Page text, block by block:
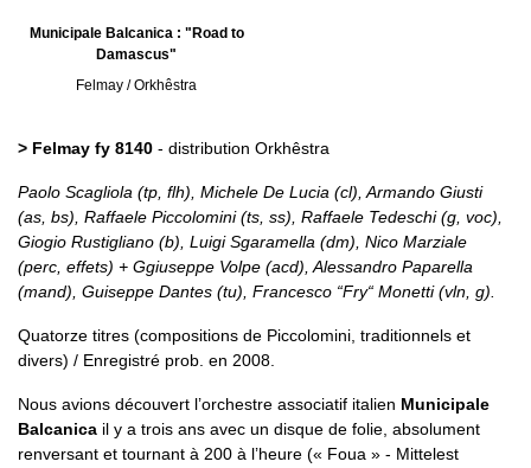
Municipale Balcanica : "Road to
Damascus"
Felmay / Orkhêstra
> Felmay fy 8140 - distribution Orkhêstra
Paolo Scagliola (tp, flh), Michele De Lucia (cl), Armando Giusti
(as, bs), Raffaele Piccolomini (ts, ss), Raffaele Tedeschi (g, voc),
Giogio Rustigliano (b), Luigi Sgaramella (dm), Nico Marziale
(perc, effets) + Ggiuseppe Volpe (acd), Alessandro Paparella
(mand), Guiseppe Dantes (tu), Francesco “Fry“ Monetti (vln, g).
Quatorze titres (compositions de Piccolomini, traditionnels et
divers) / Enregistré prob. en 2008.
Nous avions découvert l’orchestre associatif italien Municipale
Balcanica il y a trois ans avec un disque de folie, absolument
renversant et tournant à 200 à l’heure (« Foua » - Mittelest